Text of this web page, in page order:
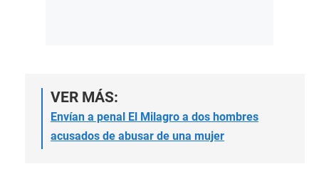
VER MÁS:
Envían a penal El Milagro a dos hombres
acusados de abusar de una mujer